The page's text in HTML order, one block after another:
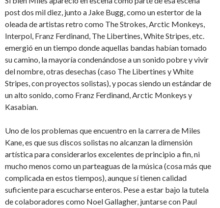
post dos mil diez, junto a Jake Bugg, como un estertor de la
oleada de artistas retro como The Strokes, Arctic Monkeys,
Interpol, Franz Ferdinand, The Libertines, White Stripes, etc.
emergió en un tiempo donde aquellas bandas habían tomado
su camino, la mayoría condenándose a un sonido pobre y vivir
del nombre, otras desechas (caso The Libertines y White
Stripes, con proyectos solistas), y pocas siendo un estándar de
un alto sonido, como Franz Ferdinand, Arctic Monkeys y
Kasabian.
Uno de los problemas que encuentro en la carrera de Miles
Kane, es que sus discos solistas no alcanzan la dimensión
artística para considerarlos excelentes de principio a fin, ni
mucho menos como un parteaguas de la música (cosa más que
complicada en estos tiempos), aunque sí tienen calidad
suficiente para escucharse enteros. Pese a estar bajo la tutela
de colaboradores como Noel Gallagher, juntarse con Paul